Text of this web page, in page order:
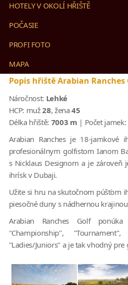
HOTELY V OKOLÍ HŘIŠTĚ
POČASIE
PROFI FOTO
MAPA
Popis hřiště Arabian
Náročnost: Lehké
HCP: muž28, žena45
Délka hřiště: 7003 m | Počet jamek:
Arabian Ranches je 18-jamkové
profesionálnym golfistom Ianom
s Nicklaus Designom a je zároveň
ihrísk v Dubaji.
Užite si hru na skutočnom púšťom
piesočné duny s nádhernou
Arabian Ranches Golf
"Championship",
"Ladies/Juniors" a je tak vhodný